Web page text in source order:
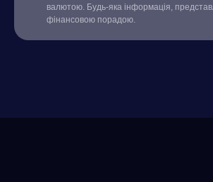
валютою. Будь-яка інформація,
фінансовою порадою.